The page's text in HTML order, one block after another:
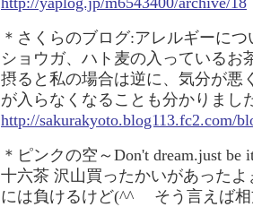
＊さくらのブログ:アレルギーにつ
ショウガ、ハト麦の入っているお
摂ると私の場合は逆に、気分が悪
が入らなくなることも分かりまし
http://sakurakyoto.blog113.fc2.com/
＊ピンクの空～Don't dream.just be
十六茶 沢山買ったかいがあった
には負けるけど(^^ゞ そう言えば